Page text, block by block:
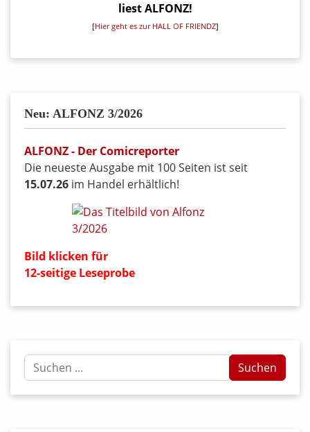
liest ALFONZ!
[Hier geht es zur HALL OF FRIENDZ]
Neu: ALFONZ 3/2026
ALFONZ - Der Comicreporter
Die neueste Ausgabe mit 100 Seiten ist seit
15.07.26 im Handel erhältlich!
Bild klicken für
12-seitige Leseprobe
Suchen
...
Suchen